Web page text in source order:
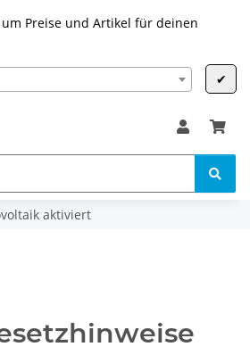
Preise und Artikel für deinen
✔
(§ 12 Abs. 3 UStG)
aktiviert